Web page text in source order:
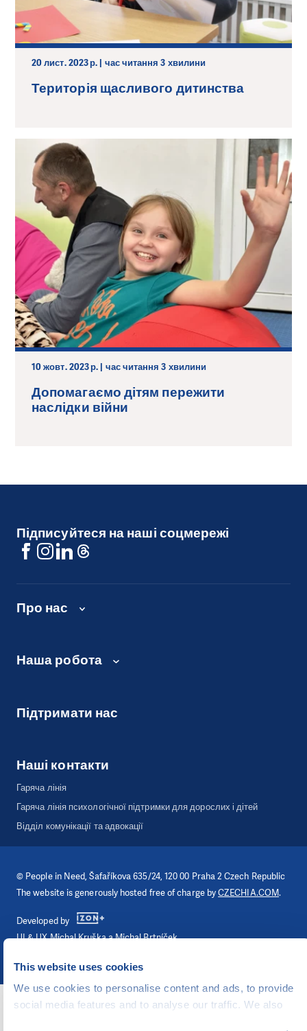
This website uses cookies
We use cookies to personalise content and ads, to provide
social media features and to analyse our traffic. We also
20 лист. 2023 р. | час читання 3 хвилини
Територія щасливого дитинства
10 жовт. 2023 р. | час читання 3 хвилини
Допомагаємо дітям пережити
наслідки війни
Підписуйтеся на наші соцмережі
Про нас
Наша робота
Підтримати нас
Наші контакти
Гаряча лінія
Гаряча лінія психологічної підтримки для дорослих і дітей
Відділ комунікації та адвокації
© People in Need, Šafaříkova 635/24, 120 00 Praha 2 Czech Republic
The website is generously hosted free of charge byCZECHIA.COM.
Developed by
UI & UXMichal KruškaaMichal Brtníček